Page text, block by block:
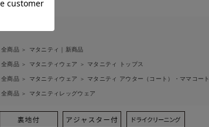
全商品 ＞ マタニティ｜新商品
全商品 ＞ マタニティウェア ＞ マタニティ トップス
全商品 ＞ マタニティウェア ＞ マタニティ アウター（コート）・ママコート
全商品 ＞ マタニティレッグウェア